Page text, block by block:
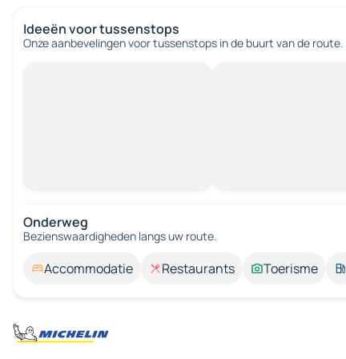
Ideeën voor tussenstops
Onze aanbevelingen voor tussenstops in de buurt van de route.
Onderweg
Bezienswaardigheden langs uw route.
Accommodatie Restaurants Toerisme